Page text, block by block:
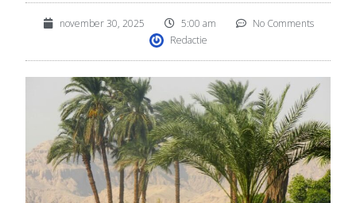
november 30, 2025 5:00 am
No Comments
Redactie